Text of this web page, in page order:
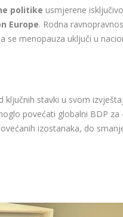
politike usmjerene
Europe. Rodna
se menopauza uključi u
ključnih stavki u svom
povećati globalni BDP
izostanaka, do